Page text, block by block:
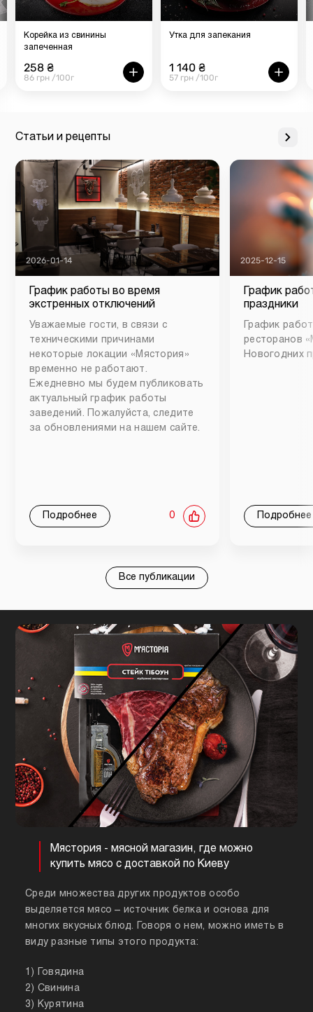
Корейка из свинины
запеченная
258 ₴
86 грн /100г
Утка для запекания
1 140 ₴
57 грн /100г
Статьи и рецепты
2026-01-14
График работы во время
экстренных отключений
Уважаемые гости, в связи с
техническими причинами
некоторые локации «Мястория»
временно не работают.
Ежедневно мы будем публиковать
актуальный график работы
заведений. Пожалуйста, следите
за обновлениями на нашем сайте.
Подробнее 0
2025-12-15
График
праздники
График
ресторанов
Новогодних
Подробнее
Все публикации
Мястория - мясной магазин, где можно
купить мясо с доставкой по Киеву
Среди множества других продуктов особо
выделяется мясо – источник белка и основа для
многих вкусных блюд. Говоря о нем, можно иметь в
виду разные типы этого продукта:
1) Говядина
2) Свинина
3) Курятина